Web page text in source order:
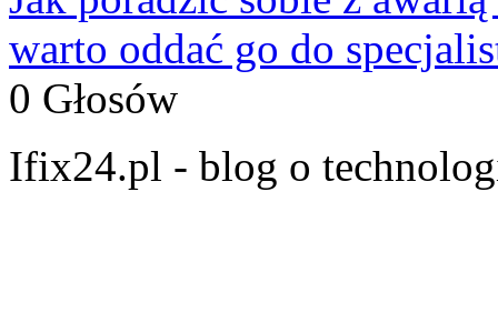
warto oddać go do
0 Głosów
Ifix24.pl - blog o